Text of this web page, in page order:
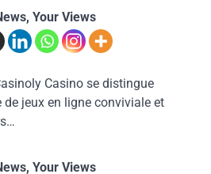
Your Views
Casino se distingue
jeux en ligne conviviale et
Your Views